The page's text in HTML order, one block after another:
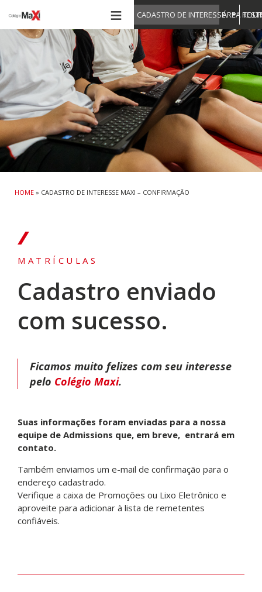
≡ CADASTRO DE INTERESSEÁREA
HOME » CADASTRO DE INTERESSE MAXI – CONFIRMAÇÃO
MATRÍCULAS
Cadastro enviado
com sucesso.
Ficamos muito felizes com seu interesse
pelo Colégio Maxi.
Suas informações foram enviadas para a nossa
equipe de Admissions que, em breve, entrará em
contato.
Também enviamos um e-mail de confirmação para o
endereço cadastrado.
Verifique a caixa de Promoções ou Lixo Eletrônico e
aproveite para adicionar à lista de remetentes
confiáveis.